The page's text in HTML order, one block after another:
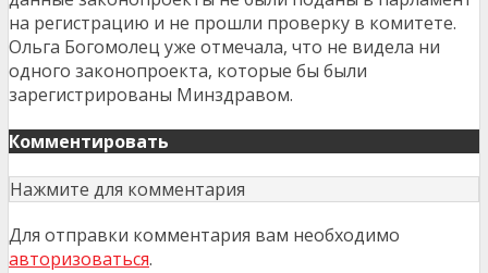
на регистрацию и не прошли проверку в комитете.
Ольга Богомолец уже отмечала, что не видела ни
одного законопроекта, которые бы были
зарегистрированы Минздравом.
Комментировать
Нажмите для комментария
Для отправки комментария вам необходимо
авторизоваться.